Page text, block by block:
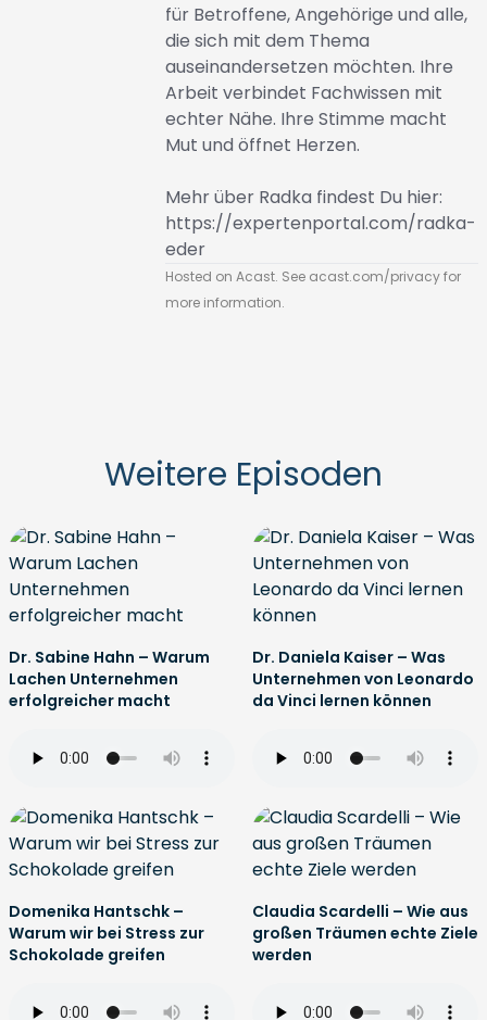
für Betroffene, Angehörige und alle,
die sich mit dem Thema
auseinandersetzen möchten. Ihre
Arbeit verbindet Fachwissen mit
echter Nähe. Ihre Stimme macht
Mut und öffnet Herzen.
Mehr über Radka findest Du hier:
https://expertenportal.com/radka-
eder
Hosted on Acast. See acast.com/privacyfor
more information.
Weitere Episoden
Dr. Sabine Hahn – Warum
Lachen Unternehmen
erfolgreicher macht
Dr. Daniela Kaiser – Was
Unternehmen von Leonardo
da Vinci lernen können
Domenika Hantschk –
Warum wir bei Stress zur
Schokolade greifen
Claudia Scardelli – Wie aus
großen Träumen echte Ziele
werden